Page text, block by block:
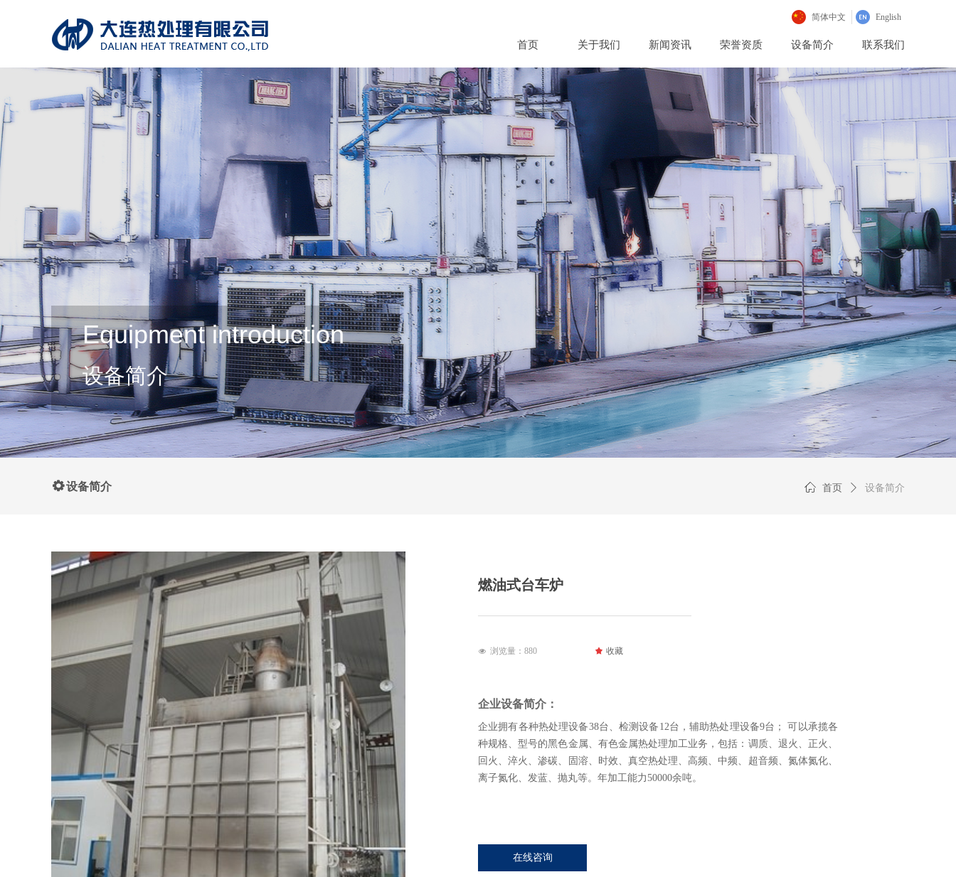
首页 关于我们 新闻资讯 荣誉资质 设备简介 联系我们
简体中文 English
燃油式台车炉
Equipment introduction
设备简介
넶 浏览量： 880 끄 收藏
企业设备简介：
企业拥有各种热处理设备38台、检测设备12台，辅助热处理设备9台； 可以承揽各
种规格、型号的黑色金属、有色金属热处理加工业务，包括：调质、退火、正火、
回火、淬火、渗碳、固溶、时效、真空热处理、高频、中频、超音频、氮体氮化、
离子氮化、发蓝、抛丸等。年加工能力50000余吨。
在线咨询
끶 设备简介 ꀇ 首页 ꄲ 设备简介